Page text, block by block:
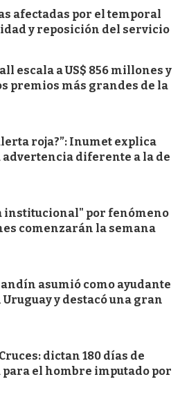
afectadas por el temporal
y reposición del servicio
escala a US$ 856 millones y
premios más grandes de la
roja?”: Inumet explica
advertencia diferente a la de
institucional" por fenómeno
comenzarán la semana
asumió como ayudante
y destacó una gran
dictan 180 días de
el hombre imputado por